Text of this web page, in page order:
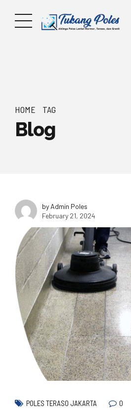
HOME TAG
Blog
by Admin Poles
February 21, 2024
POLES TERASO JAKARTA 0